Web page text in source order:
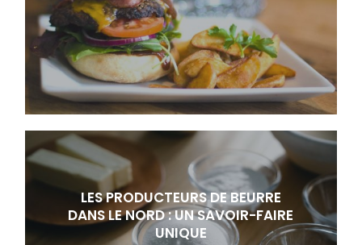
LES PRODUCTEURS DE BEURRE
DANS LE NORD : UN SAVOIR-FAIRE
UNIQUE